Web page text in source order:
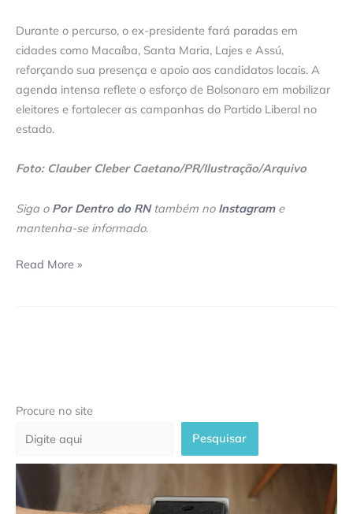
Durante o percurso, o ex-presidente fará paradas em
cidades como Macaíba, Santa Maria, Lajes e Assú,
reforçando sua presença e apoio aos candidatos locais. A
agenda intensa reflete o esforço de Bolsonaro em mobilizar
eleitores e fortalecer as campanhas do Partido Liberal no
estado.
Foto: Clauber Cleber Caetano/PR/Ilustração/Arquivo
Siga o Por Dentro do RNtambém no Instagrame
mantenha-se informado.
Read More »
Procure no site
Pesquisar